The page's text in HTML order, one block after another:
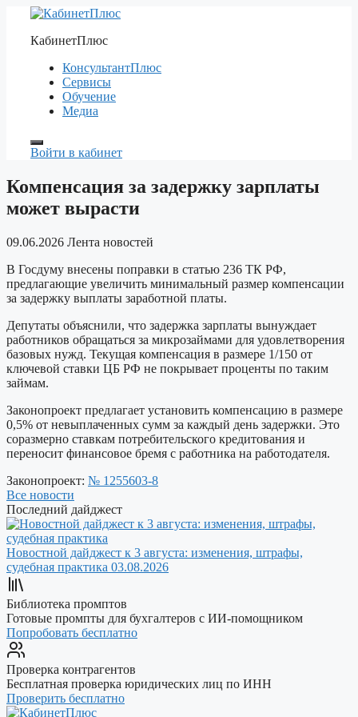
Перейти
содержимому
КабинетПлюс
КонсультантПлюс
Сервисы
Обучение
Медиа
Войти в кабинет
Компенсация за задержку зарплаты
может вырасти
09.06.2026 Лента новостей
В Госдуму внесены поправки в статью 236 ТК РФ,
предлагающие увеличить минимальный размер компенсации
за задержку выплаты заработной платы.
Депутаты объяснили, что задержка зарплаты вынуждает
работников обращаться за микрозаймами для удовлетворения
базовых нужд. Текущая компенсация в размере 1/150 от
ключевой ставки ЦБ РФ не покрывает проценты по таким
займам.
Законопроект предлагает установить компенсацию в размере
0,5% от невыплаченных сумм за каждый день задержки. Это
соразмерно ставкам потребительского кредитования и
переносит финансовое бремя с работника на работодателя.
Законопроект: № 1255603-8
Все новости
Последний дайджест
Новостной дайджест к 3 августа: изменения, штрафы,
судебная практика 03.08.2026
Библиотека промптов
Готовые промпты для бухгалтеров с ИИ-помощником
Попробовать бесплатно
Проверка контрагентов
Бесплатная проверка юридических лиц по ИНН
Проверить бесплатно